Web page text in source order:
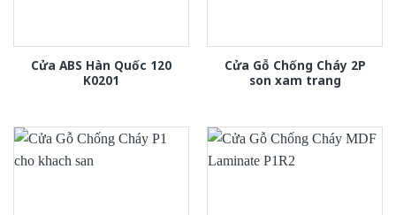
Cửa ABS Hàn Quốc 120
K0201
Cửa Gỗ Chống Cháy 2P
son xam trang